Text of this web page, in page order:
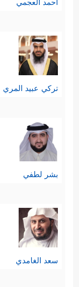
أحمد العجمي
تركي عبيد المري
بشر لطفي
سعد الغامدي